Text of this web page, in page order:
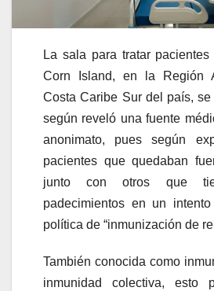
La sala para tratar
Corn Island, en la Región
Costa Caribe Sur del país,
según reveló una fuente
anonimato, pues según
pacientes que quedaban
junto con otros que
padecimientos en un
política de “inmunización de
También conocida como
inmunidad colectiva, esto